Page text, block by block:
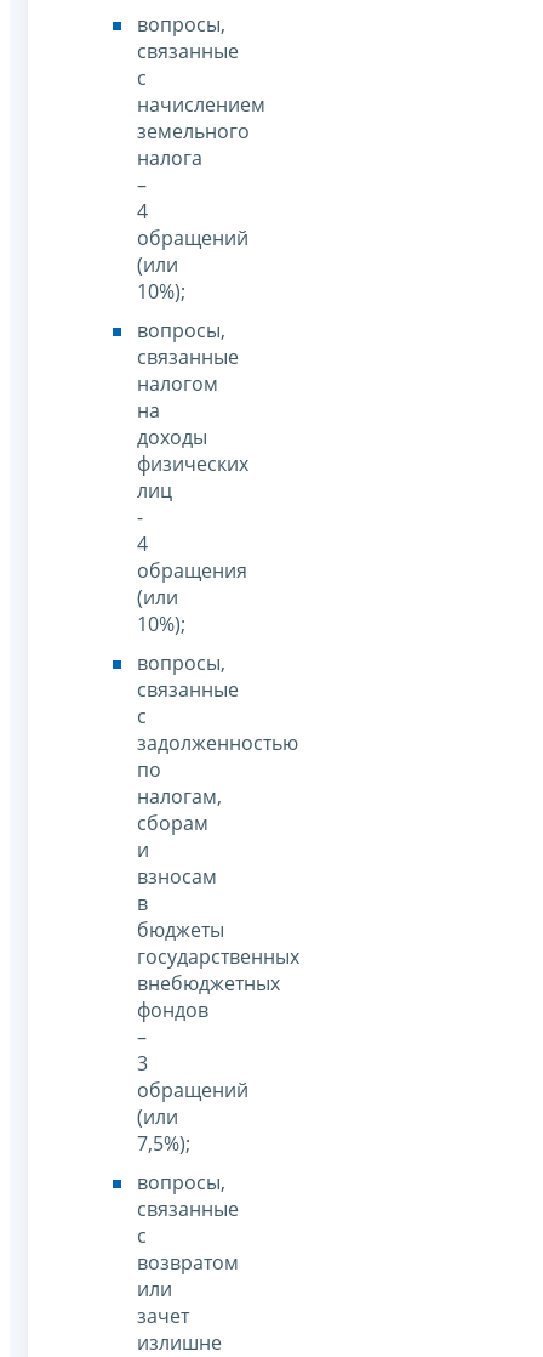
вопросы,
связанные
с
начислением
земельного
налога
–
4
обращений
(или
10%);
вопросы,
связанные
налогом
на
доходы
физических
лиц
-
4
обращения
(или
10%);
вопросы,
связанные
с
задолженностью
по
налогам,
сборам
и
взносам
в
бюджеты
государственных
внебюджетных
фондов
–
3
обращений
(или
7,5%);
вопросы,
связанные
с
возвратом
или
зачет
излишне